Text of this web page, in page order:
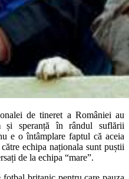
de tineret a României au
și speranță în rândul suflării
e o întâmplare faptul că aceia
echipa naționala sunt puștii
de la echipa “mare”.